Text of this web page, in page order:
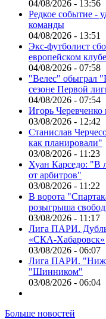
04/08/2026 - 13:56
Редкое событие -
команды
04/08/2026 - 13:51
Экс-футболист
европейском клубе
04/08/2026 - 07:58
"Велес" обыграл
сезоне Первой
04/08/2026 - 07:54
Игорь Черевченко
03/08/2026 - 12:42
Станислав
как планировали"
03/08/2026 - 11:23
Хуан Карседо: "В
от арбитров"
03/08/2026 - 11:22
В ворота
розыгрыша
03/08/2026 - 11:17
Лига ПАРИ. Дубль
«СКА-Хабаровск»
03/08/2026 - 06:07
Лига ПАРИ.
"Шинником"
03/08/2026 - 06:04
Больше новостей